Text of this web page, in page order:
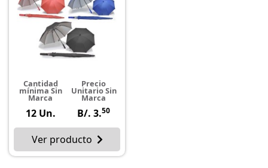
Cantidad
mínima Sin
Marca
12 Un.
Precio
Unitario Sin
Marca
B/. 3.50
Ver producto